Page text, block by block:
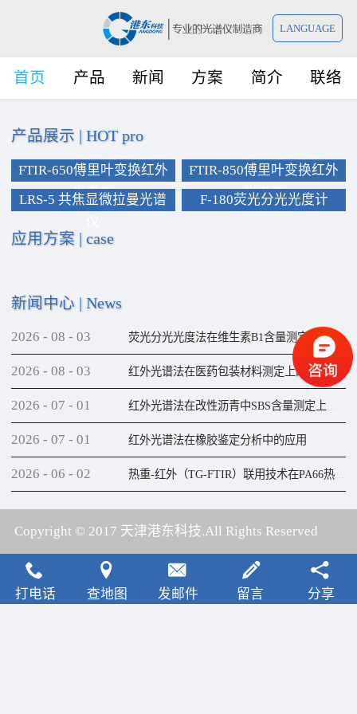
LANGUAGE
首页 产品 新闻 方案 简介 联络
产品展示 HOT pro
FTIR-650傅里叶变换红外
光谱仪
FTIR-850傅里叶变换红外
光谱仪
LRS-5 共焦显微拉曼光谱
F-180荧光分光光度计
应用方案 | case
新闻中心 News
荧光分光光度法在维生素B1含量测定上的应用
2026 - 08 - 03
红外光谱法在医药包装材料测定上的应用
2026 - 08 - 03
红外光谱法在改性沥青中SBS含量测定上的应用
2026 - 07 - 01
红外光谱法在橡胶鉴定分析中的应用
2026 - 07 - 01
热重-红外（TG-FTIR）联用技术在PA66热解研究上的应用
2026 - 06 - 02
Copyright © 2017 天津港东科技.All Rights Reserved
犀牛云提供云计算服务
打电话 查地图 发邮件 留言 分享